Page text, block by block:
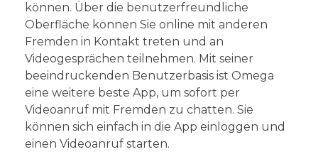
können. Über die benutzerfreundliche
Oberfläche können Sie online mit anderen
Fremden in Kontakt treten und an
Videogesprächen teilnehmen. Mit seiner
beeindruckenden Benutzerbasis ist Omega
eine weitere beste App, um sofort per
Videoanruf mit Fremden zu chatten. Sie
können sich einfach in die App einloggen und
einen Videoanruf starten.